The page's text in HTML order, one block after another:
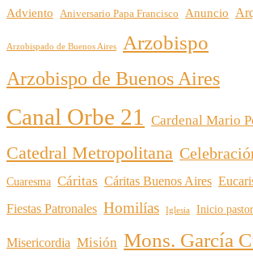
Adviento Aniversario Papa Francisco Anuncio
Arzobispado de Buenos Aires Arzobispo
Arzobispo de Buenos Aires
Canal Orbe 21 Cardenal Mario
Catedral Metropolitana
Cuaresma Cáritas Cáritas Buenos Aires
Fiestas Patronales Homilías Iglesia Inicio
Misericordia Misión Mons. García